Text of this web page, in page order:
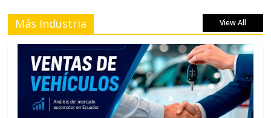
Más Industria View All